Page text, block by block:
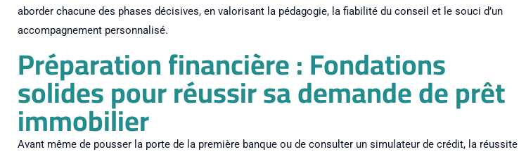
aborder chacune des phases décisives, en valorisant la pédagogie, la fiabilité du conseil et le souci d’un
accompagnement personnalisé.
Préparation financière : Fondations
solides pour réussir sa demande de prêt
immobilier
Avant même de pousser la porte de la première banque ou de consulter un simulateur de crédit, la réussite